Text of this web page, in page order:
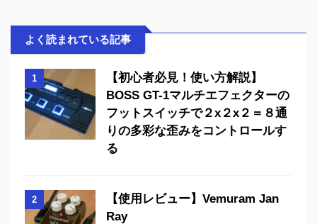
よく読まれている記事
1
【初心者必見！使い方解説】
BOSS GT-1マルチエフェクターの
フットスイッチで２x２x２＝８通
りの多彩な歪みをコントロールす
る
2
【使用レビュー】Vemuram Jan
Ray